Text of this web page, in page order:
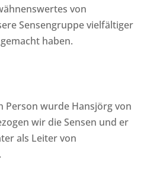
von
Sensengruppe vielfältiger
haben.
Person wurde Hansjörg von
wir die Sensen und er
als Leiter von